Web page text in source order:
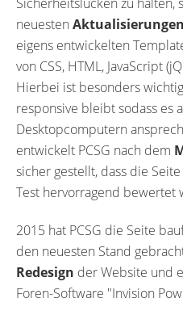
neuesten Aktualisierungen
eigens entwickelten
von CSS, HTML, JavaScript
Hierbei ist besonders
responsive bleibt sodass es
Desktopcomputern
entwickelt PCSG nach dem
sicher gestellt, dass die
Test hervorragend bewertet
2015 hat PCSG die Seite
den neuesten Stand
Redesign der Website und
Foren-Software "Invision